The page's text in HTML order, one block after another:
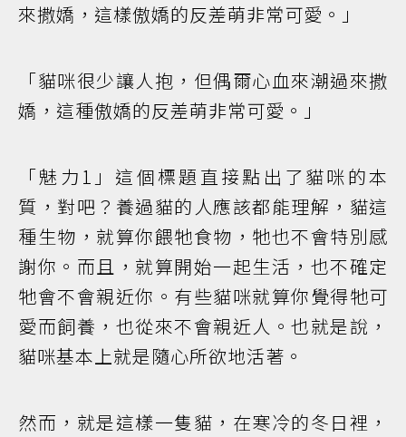
來撒嬌，這樣傲嬌的反差萌非常可愛。」
「貓咪很少讓人抱，但偶爾心血來潮過來撒
嬌，這種傲嬌的反差萌非常可愛。」
「魅力1」這個標題直接點出了貓咪的本
質，對吧？養過貓的人應該都能理解，貓這
種生物，就算你餵牠食物，牠也不會特別感
謝你。而且，就算開始一起生活，也不確定
牠會不會親近你。有些貓咪就算你覺得牠可
愛而飼養，也從來不會親近人。也就是說，
貓咪基本上就是隨心所欲地活著。
然而，就是這樣一隻貓，在寒冷的冬日裡，